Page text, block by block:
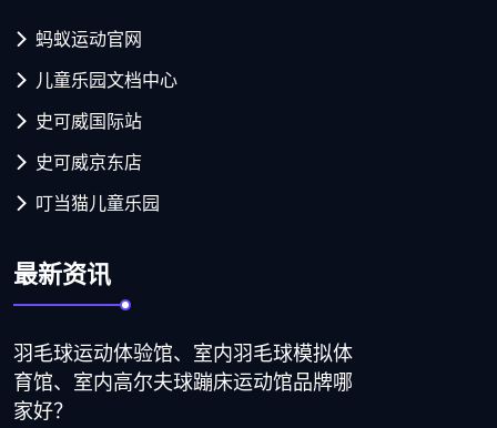
蚂蚁运动官网
儿童乐园文档中心
史可威国际站
史可威京东店
叮当猫儿童乐园
最新资讯
羽毛球运动体验馆、室内羽毛球模拟体
育馆、室内高尔夫球蹦床运动馆品牌哪
家好？